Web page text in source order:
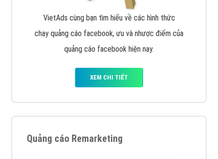
VietAds cùng bạn tìm hiểu về các hình thức
chạy quảng cáo facebook, ưu và nhược điểm của
quảng cáo facebook hiện nay.
XEM CHI TIẾT
Quảng cáo Remarketing